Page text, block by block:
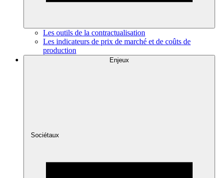
Les outils de la contractualisation
Les indicateurs de prix de marché et de coûts de
production
Enjeux
Sociétaux